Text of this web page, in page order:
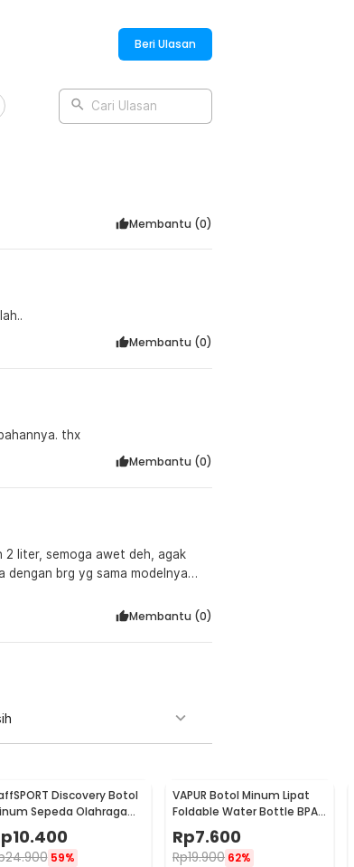
Hydration Bag 2L - SD16
Beri Ulasan
Cari Ulasan
Membantu (0)
Membantu (0)
thx
Membantu (0)
2 liter, semoga awet deh, agak
dengan brg yg sama modelnya
Membantu (0)
Discovery Botol
Sepeda Olahraga
Dust Cover 650ml -
10.400
24.900 59%
VAPUR Botol Minum Lipat
Foldable Water Bottle BPA
Free Karabiner 500ml - V5
Rp7.600
Rp19.900 62%